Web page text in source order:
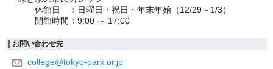
休館日 ：日曜日・祝日・年末年始（12/29～1/3）
開館時間：9:00 ～ 17:00
お問い合わせ先
college@tokyo-park.or.jp